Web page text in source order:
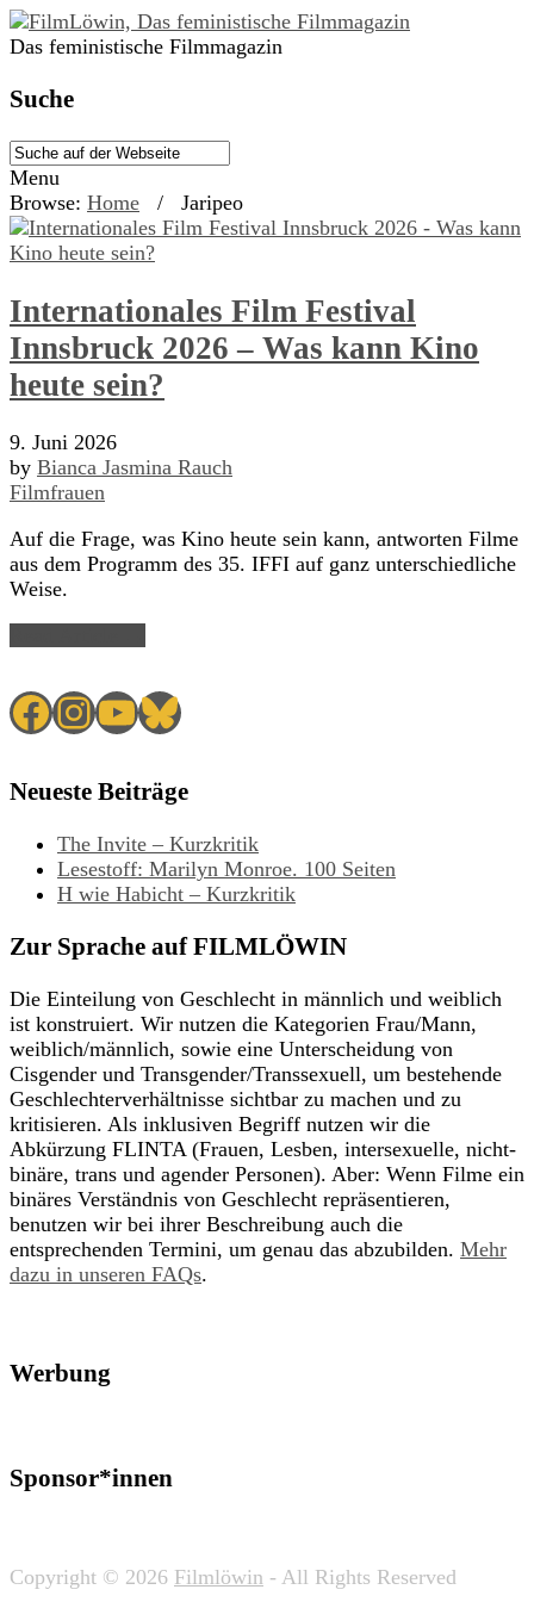
Das feministische Filmmagazin
Suche
Menu
Browse: Home / Jaripeo
Internationales Film Festival
Innsbruck 2026 – Was kann Kino
heute sein?
9. Juni 2026
by Bianca Jasmina Rauch
Filmfrauen
Auf die Frage, was Kino heute sein kann, antworten Filme
aus dem Programm des 35. IFFI auf ganz unterschiedliche
Weise.
Facebook
Instagram
YouTube
Bluesky
Neueste Beiträge
The Invite – Kurzkritik
Lesestoff: Marilyn Monroe. 100 Seiten
H wie Habicht – Kurzkritik
Zur Sprache auf FILMLÖWIN
Die Einteilung von Geschlecht in männlich und weiblich
ist konstruiert. Wir nutzen die Kategorien Frau/Mann,
weiblich/männlich, sowie eine Unterscheidung von
Cisgender und Transgender/Transsexuell, um bestehende
Geschlechterverhältnisse sichtbar zu machen und zu
kritisieren. Als inklusiven Begriff nutzen wir die
Abkürzung FLINTA (Frauen, Lesben, intersexuelle, nicht-
binäre, trans und agender Personen). Aber: Wenn Filme ein
binäres Verständnis von Geschlecht repräsentieren,
benutzen wir bei ihrer Beschreibung auch die
entsprechenden Termini, um genau das abzubilden. Mehr
dazu in unseren FAQs.
Werbung
Sponsor*innen
Copyright © 2026 Filmlöwin - All Rights Reserved